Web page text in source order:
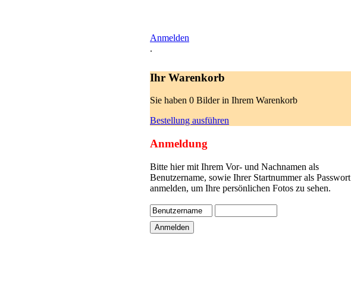
Anmelden
.
Ihr Warenkorb
Sie haben 0 Bilder in Ihrem Warenkorb
Bestellung ausführen
Anmeldung
Bitte hier mit Ihrem Vor- und Nachnamen als
Benutzername, sowie Ihrer Startnummer als Passwort
anmelden, um Ihre persönlichen Fotos zu sehen.